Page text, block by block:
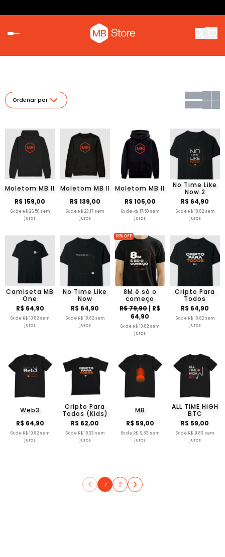
Ordenar por
Moletom MB II
R$ 159,00
6x de R$ 26,50 sem
juros
Moletom MB II
R$ 139,00
6x de R$ 23,17 sem
juros
Moletom MB II
R$ 105,00
6x de R$ 17,50 sem
juros
No Time Like
Now 2
R$ 64,90
6x de R$ 10,82 sem
juros
Camiseta MB
One
R$ 64,90
6x de R$ 10,82 sem
juros
No Time Like
Now
R$ 64,90
6x de R$ 10,82 sem
juros
8M é só o
começo
R$ 79,90| R$
64,90
6x de R$ 10,82 sem
juros
18% OFF
Cripto Para
Todos
R$ 64,90
6x de R$ 10,82 sem
juros
Web3
R$ 64,90
6x de R$ 10,82 sem
juros
Cripto Para
Todos (Kids)
R$ 62,00
6x de R$ 10,33 sem
juros
MB
R$ 59,00
6x de R$ 9,83 sem
juros
ALL TIME HIGH
BTC
R$ 59,00
6x de R$ 9,83 sem
juros
1 2